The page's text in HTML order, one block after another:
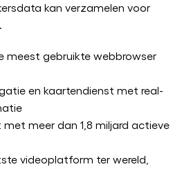
kan verzamelen voor
meest gebruikte webbrowser
en kaartendienst met real-
met meer dan 1,8 miljard actieve
videoplatform ter wereld,